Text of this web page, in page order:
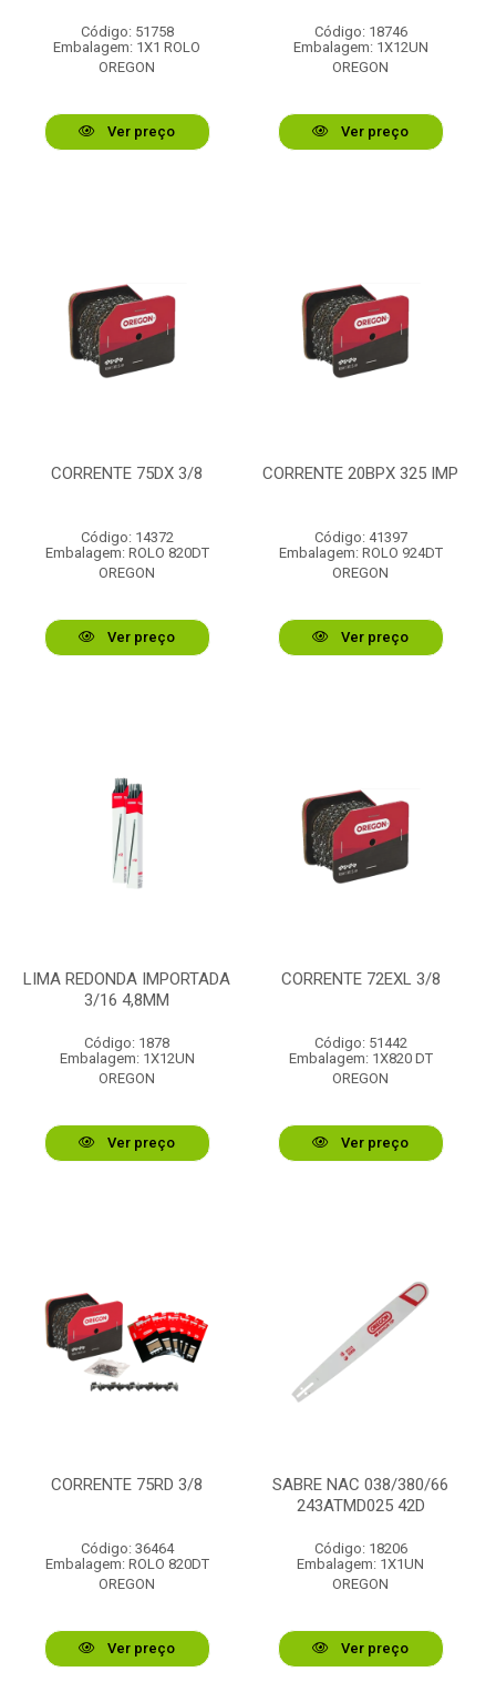
Código: 51758
Embalagem: 1X1 ROLO
OREGON
Ver preço
Código: 18746
Embalagem: 1X12UN
OREGON
Ver preço
CORRENTE 75DX 3/8
Código: 14372
Embalagem: ROLO 820DT
OREGON
Ver preço
CORRENTE 20BPX 325 IMP
Código: 41397
Embalagem: ROLO 924DT
OREGON
Ver preço
LIMA REDONDA IMPORTADA
3/16 4,8MM
Código: 1878
Embalagem: 1X12UN
OREGON
Ver preço
CORRENTE 72EXL 3/8
Código: 51442
Embalagem: 1X820 DT
OREGON
Ver preço
CORRENTE 75RD 3/8
Código: 36464
Embalagem: ROLO 820DT
OREGON
Ver preço
SABRE NAC 038/380/66
243ATMD025 42D
Código: 18206
Embalagem: 1X1UN
OREGON
Ver preço